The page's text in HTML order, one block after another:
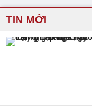
TIN MỚI